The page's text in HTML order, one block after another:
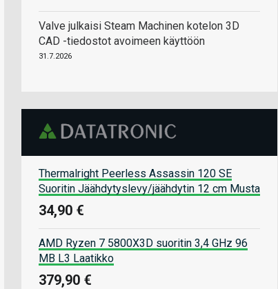
Valve julkaisi Steam Machinen kotelon 3D
CAD -tiedostot avoimeen käyttöön
31.7.2026
Thermalright Peerless Assassin 120 SE
Suoritin Jäähdytyslevy/jäähdytin 12 cm Musta
34,90 €
AMD Ryzen 7 5800X3D suoritin 3,4 GHz 96
MB L3 Laatikko
379,90 €